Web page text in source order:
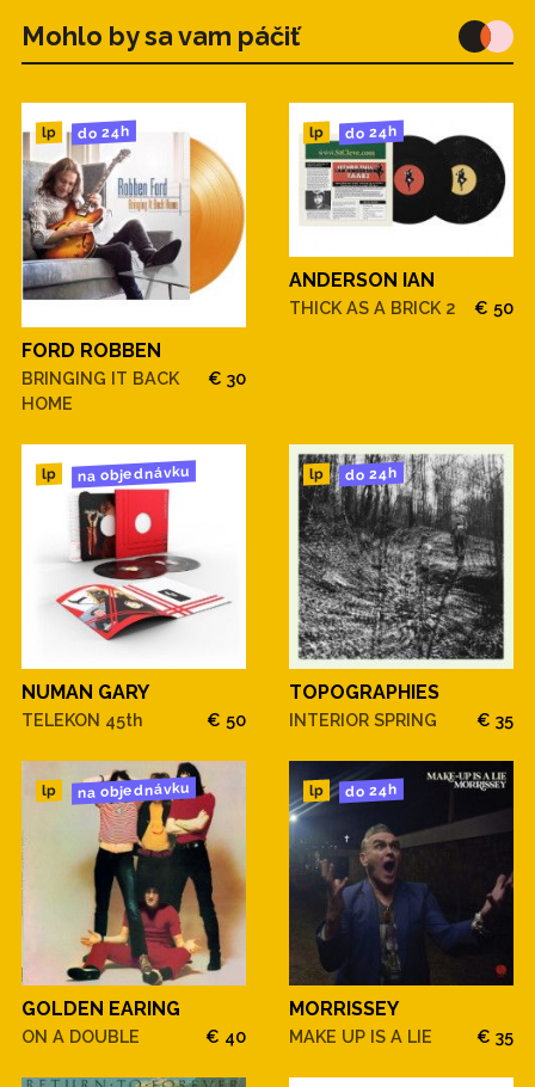
Mohlo by sa vam páčiť
lp do 24h
FORD ROBBEN
BRINGING IT BACK
HOME
€ 30
lp do 24h
ANDERSON IAN
THICK AS A BRICK 2 € 50
lp na objednávku
NUMAN GARY
TELEKON 45th € 50
lp do 24h
TOPOGRAPHIES
INTERIOR SPRING € 35
lp na objednávku
GOLDEN EARING
ON A DOUBLE € 40
lp do 24h
MORRISSEY
MAKE UP IS A LIE € 35